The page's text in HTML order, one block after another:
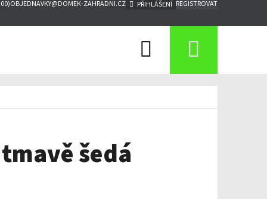
OBJEDNAVKY@DOMEK-ZAHRADNI.CZ PŘIHLÁŠENÍ REGISTROVAT
Hledat
šedá